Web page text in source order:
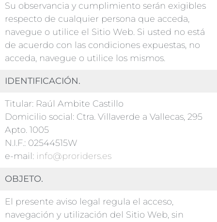
Su observancia y cumplimiento serán exigibles
respecto de cualquier persona que acceda,
navegue o utilice el Sitio Web. Si usted no está
de acuerdo con las condiciones expuestas, no
acceda, navegue o utilice los mismos.
IDENTIFICACIÓN.
Titular: Raúl Ambite Castillo
Domicilio social: Ctra. Villaverde a Vallecas, 295
Apto. 1005
N.I.F.: 02544515W
e-mail: info@proriders.es
OBJETO.
El presente aviso legal regula el acceso,
navegación y utilización del Sitio Web, sin